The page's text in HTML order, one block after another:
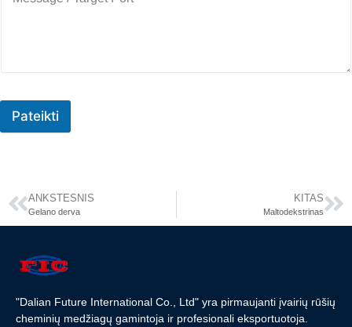
Pateikti
ANKSTESNIS
Gelano derva
KITAS
Maltodekstrinas
"Dalian Future International Co., Ltd" yra pirmaujanti įvairių rūšių
cheminių medžiagų gamintoja ir profesionali eksportuotoja.